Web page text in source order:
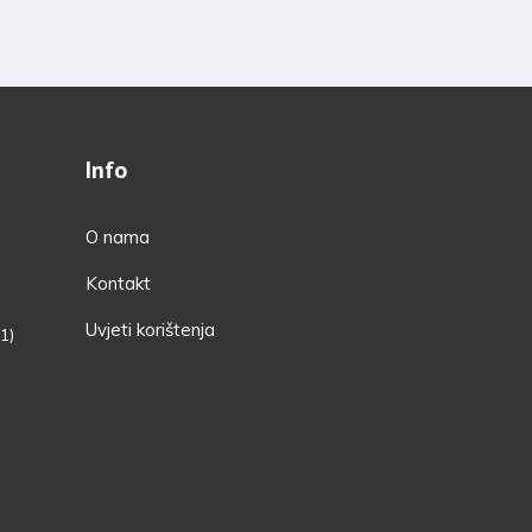
Info
O nama
Kontakt
Uvjeti korištenja